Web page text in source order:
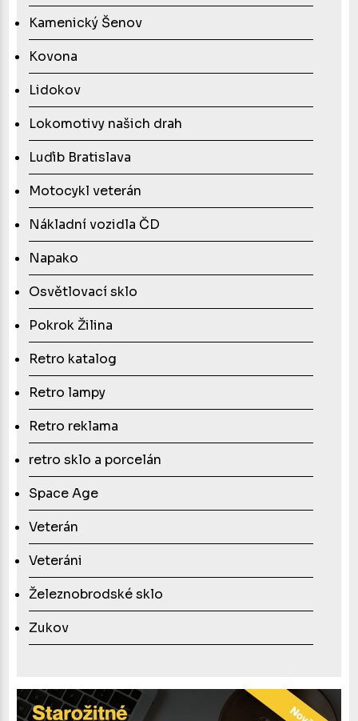
Kamenický Šenov
Kovona
Lidokov
Lokomotivy našich drah
Luďib Bratislava
Motocykl veterán
Nákladní vozidla ČD
Napako
Osvětlovací sklo
Pokrok Žilina
Retro katalog
Retro lampy
Retro reklama
retro sklo a porcelán
Space Age
Veterán
Veteráni
Železnobrodské sklo
Zukov